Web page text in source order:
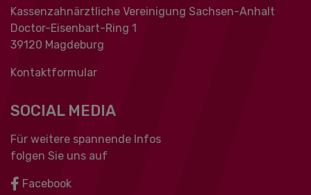
Kassenzahnärztliche Vereinigung Sachsen-Anhalt
Doctor-Eisenbart-Ring 1
39120 Magdeburg
Kontaktformular
SOCIAL MEDIA
Für weitere spannende Infos
folgen Sie uns auf
Facebook